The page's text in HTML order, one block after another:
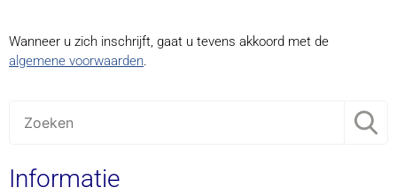
Wanneer u zich inschrijft, gaat u tevens akkoord met de
algemene voorwaarden.
Informatie